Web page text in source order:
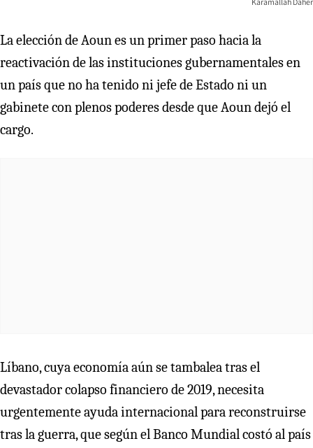
La elección de Aoun es un primer paso hacia la
reactivación de las instituciones gubernamentales en
un país que no ha tenido ni jefe de Estado ni un
gabinete con plenos poderes desde que Aoun dejó el
cargo.
Líbano, cuya economía aún se tambalea tras el
devastador colapso financiero de 2019, necesita
urgentemente ayuda internacional para reconstruirse
tras la guerra, que según el Banco Mundial costó al país